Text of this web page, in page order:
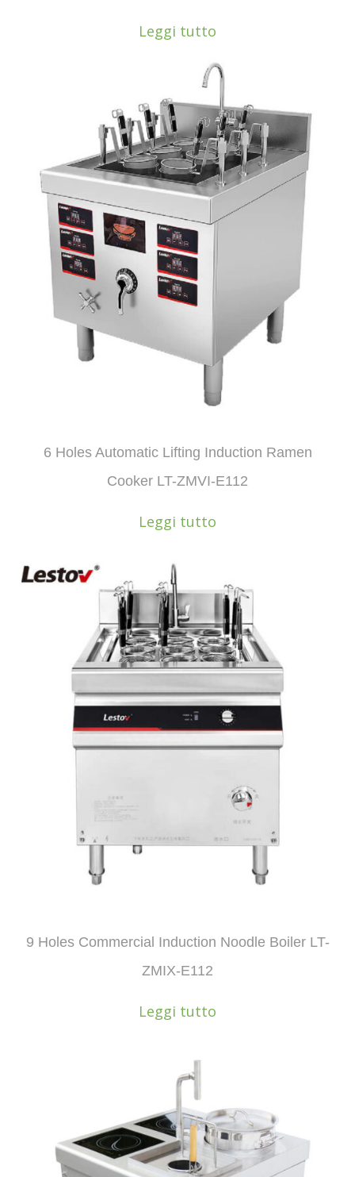
Leggi tutto
6 Holes Automatic Lifting Induction Ramen
Cooker LT-ZMVI-E112
Leggi tutto
9 Holes Commercial Induction Noodle Boiler LT-
ZMIX-E112
Leggi tutto